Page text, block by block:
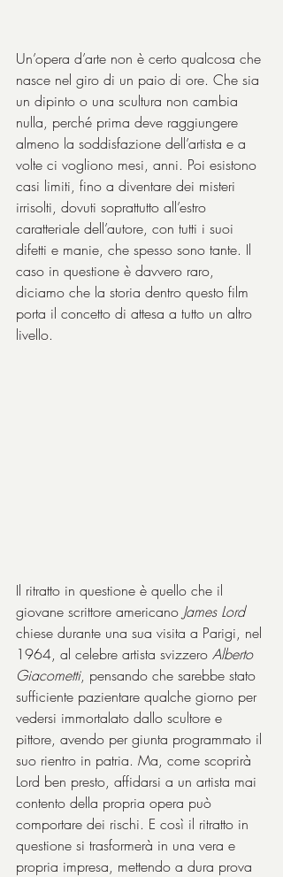
Un’opera d’arte non è certo qualcosa che
nasce nel giro di un paio di ore. Che sia
un dipinto o una scultura non cambia
nulla, perché prima deve raggiungere
almeno la soddisfazione dell’artista e a
volte ci vogliono mesi, anni. Poi esistono
casi limiti, fino a diventare dei misteri
irrisolti, dovuti soprattutto all’estro
caratteriale dell’autore, con tutti i suoi
difetti e manie, che spesso sono tante. Il
caso in questione è davvero raro,
diciamo che la storia dentro questo film
porta il concetto di attesa a tutto un altro
livello.
Il ritratto in questione è quello che il
giovane scrittore americano James Lord
chiese durante una sua visita a Parigi, nel
1964, al celebre artista svizzero Alberto
Giacometti, pensando che sarebbe stato
sufficiente pazientare qualche giorno per
vedersi immortalato dallo scultore e
pittore, avendo per giunta programmato il
suo rientro in patria. Ma, come scoprirà
Lord ben presto, affidarsi a un artista mai
contento della propria opera può
comportare dei rischi. E così il ritratto in
questione si trasformerà in una vera e
propria impresa, mettendo a dura prova